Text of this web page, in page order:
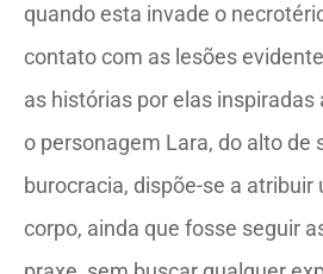
quando esta invade o
contato com as lesões
as histórias por elas
o personagem Lara, do alto de
burocracia, dispõe-se a atribuir
corpo, ainda que fosse seguir